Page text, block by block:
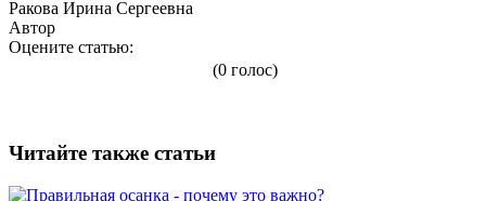
Ракова Ирина Сергеевна
Автор
Оцените статью:
(0 голос)
Читайте также статьи